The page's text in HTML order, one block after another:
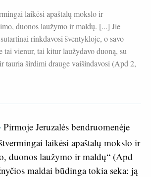
laikėsi apaštalų mokslo ir
duonos laužymo ir maldų. [...] Jie
rinkdavosi šventykloje, o savo
tai vienur, tai kitur laužydavo duoną, su
tauria širdimi drauge vaišindavosi (Apd 2,
Pirmoje Jeruzalės bendruomenėje
laikėsi apaštalų mokslo ir
duonos laužymo ir maldų“ (Apd
maldai būdinga tokia seka: ją